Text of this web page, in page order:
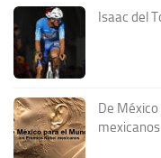
Isaac del
De
mexicanos